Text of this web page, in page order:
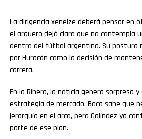
La dirigencia xeneize deberá pensar en
el arquero dejó claro que no contempla
dentro del fútbol argentino. Su
por Huracán como la decisión de
carrera.
En la Ribera, la noticia genera sorpresa
estrategia de mercado. Boca sabe que
jerarquía en el arco, pero Galíndez ya
parte de ese plan.